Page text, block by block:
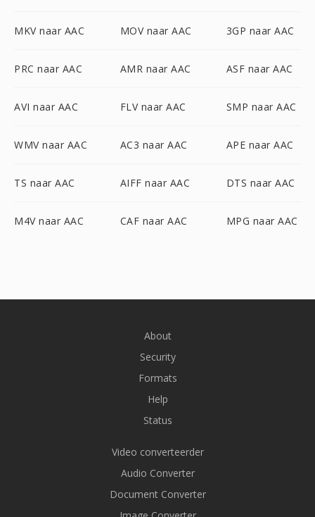
MKV naar AAC MOV naar AAC 3GP naar AAC
PRC naar AAC AMR naar AAC ASF naar AAC
AVI naar AAC FLV naar AAC SMP naar AAC
WMV naar AAC AC3 naar AAC APE naar AAC
TS naar AAC AIFF naar AAC DTS naar AAC
M4V naar AAC CAF naar AAC MPG naar AAC
About
Security
Formats
Help
Status
Video converteerder
Audio Converter
Document Converter